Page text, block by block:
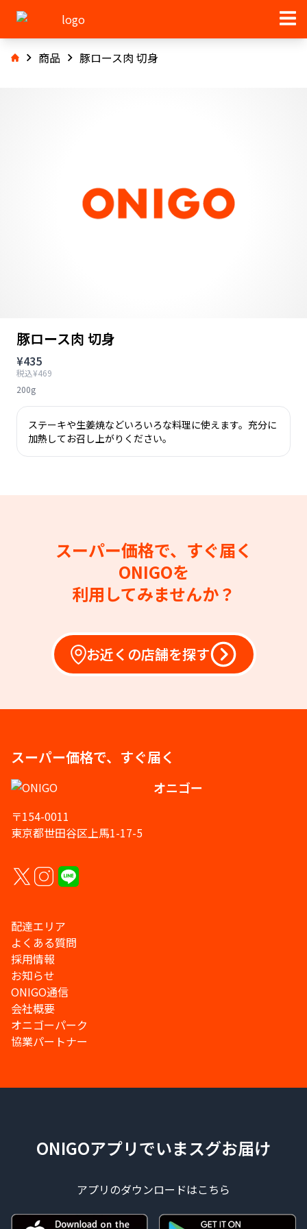
商品 豚ロース肉 切身
豚ロース肉 切身
¥435
税込¥469
200g
ステーキや生姜焼などいろいろな料理に使えます。充分に
加熱してお召し上がりください。
スーパー価格で、すぐ届く
ONIGOを
利用してみませんか？
お近くの店舗を探す
スーパー価格で、すぐ届く
オニゴー
〒154-0011
東京都世田谷区上馬1-17-5
配達エリア
よくある質問
採用情報
お知らせ
ONIGO通信
会社概要
オニゴーパーク
協業パートナー
ONIGOアプリでいまスグお届け
アプリのダウンロードはこちら